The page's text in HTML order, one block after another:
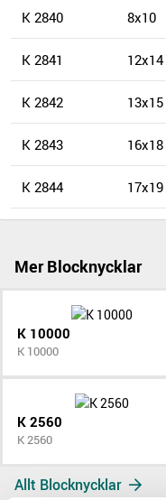
K 2840 8x10
K 2841 12x14
K 2842 13x15
K 2843 16x18
K 2844 17x19
Mer Blocknycklar
K 10000
K 10000
K 2560
K 2560
Allt Blocknycklar